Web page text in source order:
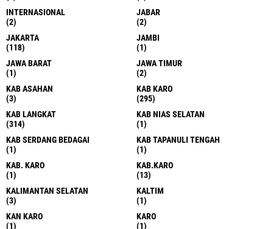
INTERNASIONAL
(2)
JABAR
(2)
JAKARTA
(118)
JAMBI
(1)
JAWA BARAT
(1)
JAWA TIMUR
(2)
KAB ASAHAN
(3)
KAB KARO
(295)
KAB LANGKAT
(314)
KAB NIAS SELATAN
(1)
KAB SERDANG BEDAGAI
(1)
KAB TAPANULI TENGAH
(1)
KAB. KARO
(1)
KAB.KARO
(13)
KALIMANTAN SELATAN
(3)
KALTIM
(1)
KAN KARO
(1)
KARO
(1)